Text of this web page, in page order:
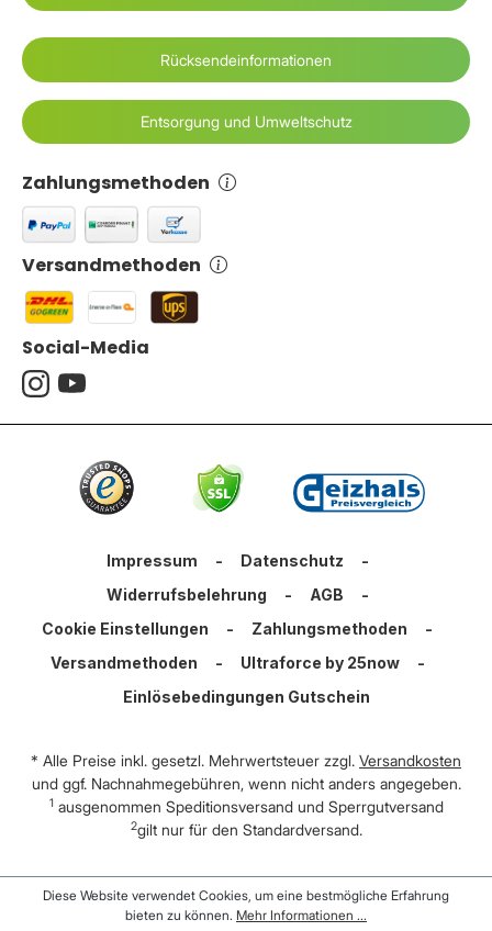
Zahlungsmethoden
Versandmethoden
Rücksendeinformationen
Entsorgung und Umweltschutz
Social-Media
Impressum - Datenschutz
-
Widerrufsbelehrung
- AGB
-
Cookie Einstellungen
- Zahlungsmethoden
-
Versandmethoden
- Ultraforce by 25now
-
Einlösebedingungen Gutschein
* Alle Preise inkl. gesetzl. Mehrwertsteuer zzgl. Versandkosten
und ggf. Nachnahmegebühren, wenn nicht anders angegeben.
1 ausgenommen Speditionsversand und Sperrgutversand
2gilt nur für den Standardversand.
Diese Website verwendet Cookies, um eine bestmögliche Erfahrung
bieten zu können. Mehr Informationen ...